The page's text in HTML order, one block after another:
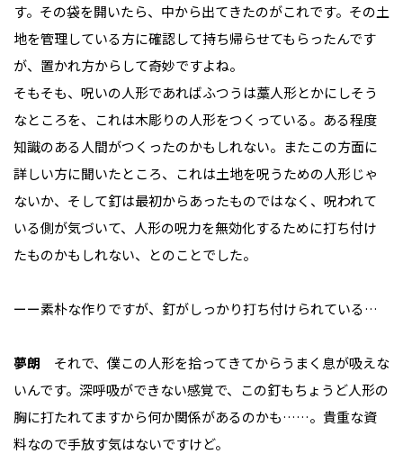
す。その袋を開いたら、中から出てきたのがこれです。その土
地を管理している方に確認して持ち帰らせてもらったんです
が、置かれ方からして奇妙ですよね。
そもそも、呪いの人形であればふつうは藁人形とかにしそう
なところを、これは木彫りの人形をつくっている。ある程度
知識のある人間がつくったのかもしれない。またこの方面に
詳しい方に聞いたところ、これは土地を呪うための人形じゃ
ないか、そして釘は最初からあったものではなく、呪われて
いる側が気づいて、人形の呪力を無効化するために打ち付け
たものかもしれない、とのことでした。
ーー素朴な作りですが、釘がしっかり打ち付けられている…
夢朗 それで、僕この人形を拾ってきてからうまく息が吸えな
いんです。深呼吸ができない感覚で、この釘もちょうど人形の
胸に打たれてますから何か関係があるのかも……。貴重な資
料なので手放す気はないですけど。